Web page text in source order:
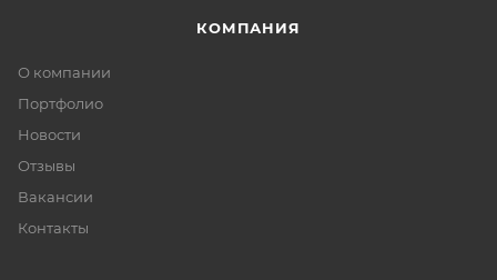
КОМПАНИЯ
О компании
Портфолио
Новости
Отзывы
Вакансии
Контакты